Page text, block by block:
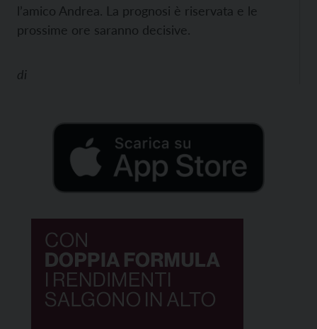
l’amico Andrea. La prognosi è riservata e le
prossime ore saranno decisive.
di